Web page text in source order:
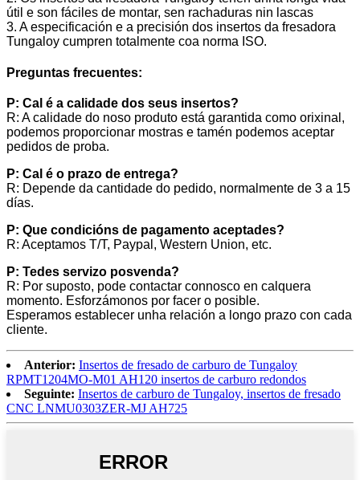
útil e son fáciles de montar, sen rachaduras nin lascas
3. A especificación e a precisión dos insertos da fresadora
Tungaloy cumpren totalmente coa norma ISO.
Preguntas frecuentes:
P: Cal é a calidade dos seus insertos?
R: A calidade do noso produto está garantida como orixinal,
podemos proporcionar mostras e tamén podemos aceptar
pedidos de proba.
P: Cal é o prazo de entrega?
R: Depende da cantidade do pedido, normalmente de 3 a 15
días.
P: Que condicións de pagamento aceptades?
R: Aceptamos T/T, Paypal, Western Union, etc.
P: Tedes servizo posvenda?
R: Por suposto, pode contactar connosco en calquera
momento. Esforzámonos por facer o posible.
Esperamos establecer unha relación a longo prazo con cada
cliente.
Anterior: Insertos de fresado de carburo de Tungaloy
RPMT1204MO-M01 AH120 insertos de carburo redondos
Seguinte: Insertos de carburo de Tungaloy, insertos de fresado
CNC LNMU0303ZER-MJ AH725